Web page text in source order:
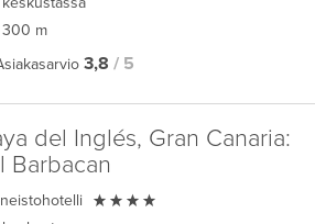
300 m
3,8 / 5
del Inglés, Gran Canaria:
Barbacan
